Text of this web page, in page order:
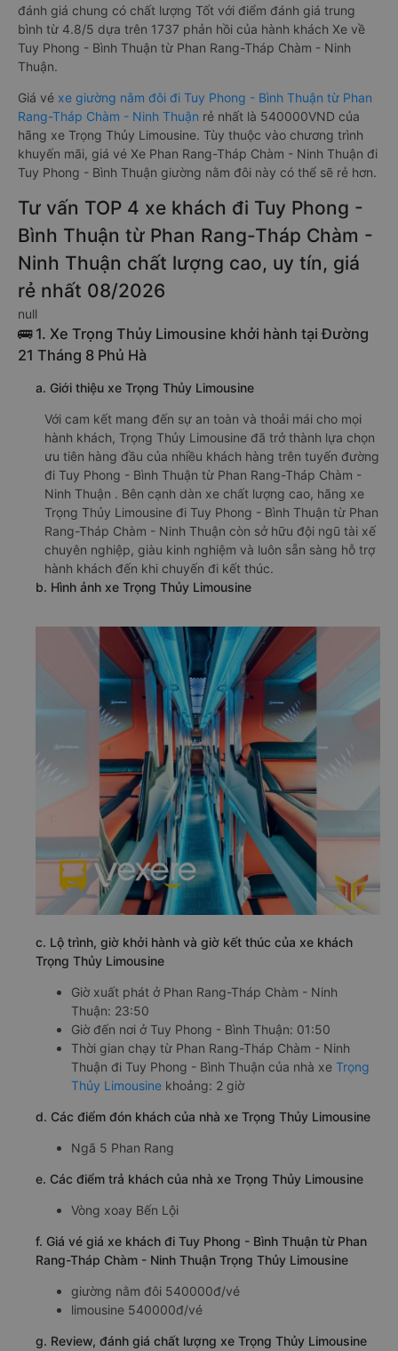
đánh giá chung có chất lượng Tốt với điểm đánh giá trung
bình từ 4.8/5 dựa trên 1737 phản hồi của hành khách Xe về
Tuy Phong - Bình Thuận từ Phan Rang-Tháp Chàm - Ninh
Thuận.
Giá vé xe giường nằm đôi đi Tuy Phong - Bình Thuận từ Phan
Rang-Tháp Chàm - Ninh Thuận rẻ nhất là 540000VND của
hãng xe Trọng Thủy Limousine. Tùy thuộc vào chương trình
khuyến mãi, giá vé Xe Phan Rang-Tháp Chàm - Ninh Thuận đi
Tuy Phong - Bình Thuận giường nằm đôi này có thể sẽ rẻ hơn.
Tư vấn TOP 4 xe khách đi Tuy Phong -
Bình Thuận từ Phan Rang-Tháp Chàm -
Ninh Thuận chất lượng cao, uy tín, giá
rẻ nhất 08/2026
null
🚌 1. Xe Trọng Thủy Limousine khởi hành tại Đường
21 Tháng 8 Phủ Hà
a. Giới thiệu xe Trọng Thủy Limousine
Với cam kết mang đến sự an toàn và thoải mái cho mọi
hành khách, Trọng Thủy Limousine đã trở thành lựa chọn
ưu tiên hàng đầu của nhiều khách hàng trên tuyến đường
đi Tuy Phong - Bình Thuận từ Phan Rang-Tháp Chàm -
Ninh Thuận . Bên cạnh dàn xe chất lượng cao, hãng xe
Trọng Thủy Limousine đi Tuy Phong - Bình Thuận từ Phan
Rang-Tháp Chàm - Ninh Thuận còn sở hữu đội ngũ tài xế
chuyên nghiệp, giàu kinh nghiệm và luôn sẵn sàng hỗ trợ
hành khách đến khi chuyến đi kết thúc.
b. Hình ảnh xe Trọng Thủy Limousine
c. Lộ trình, giờ khởi hành và giờ kết thúc của xe khách
Trọng Thủy Limousine
Giờ xuất phát ở Phan Rang-Tháp Chàm - Ninh
Thuận: 23:50
Giờ đến nơi ở Tuy Phong - Bình Thuận: 01:50
Thời gian chạy từ Phan Rang-Tháp Chàm - Ninh
Thuận đi Tuy Phong - Bình Thuận của nhà xe Trọng
Thủy Limousine khoảng: 2 giờ
d. Các điểm đón khách của nhà xe Trọng Thủy Limousine
Ngã 5 Phan Rang
e. Các điểm trả khách của nhà xe Trọng Thủy Limousine
Vòng xoay Bến Lội
f. Giá vé giá xe khách đi Tuy Phong - Bình Thuận từ Phan
Rang-Tháp Chàm - Ninh Thuận Trọng Thủy Limousine
giường nằm đôi 540000đ/vé
limousine 540000đ/vé
g. Review, đánh giá chất lượng xe Trọng Thủy Limousine